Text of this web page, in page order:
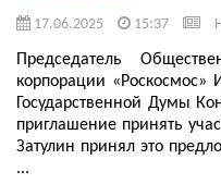
17.06.2025 15:37
Председатель
корпорации «Роскосмос»
Государственной Думы
приглашение принять
Затулин принял это
...